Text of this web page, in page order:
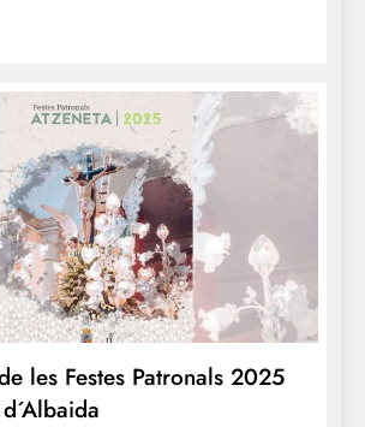
les Festes Patronals 2025